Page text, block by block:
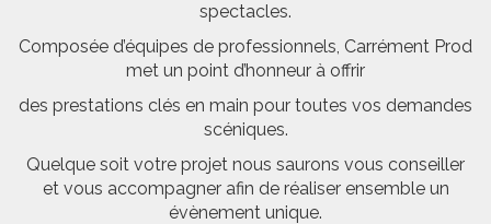
spectacles.
Composée d’équipes de professionnels, Carrément Prod
met un point d’honneur à offrir
des prestations clés en main pour toutes vos demandes
scéniques.
Quelque soit votre projet nous saurons vous conseiller
et vous accompagner afin de réaliser ensemble un
évènement unique.